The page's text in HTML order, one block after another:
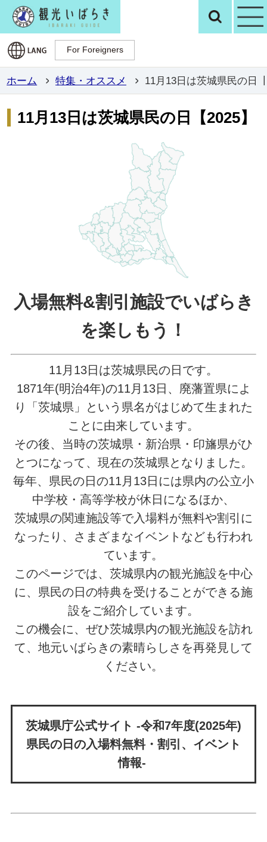
観光いばらき検
For Foreigners
For Foreigners
ホーム 特集・オススメ 11月13日は茨城県民の日
11月13日は茨城県民の日【2025】
入場無料&割引施設でいばらき
を楽しもう！
11月13日は茨城県民の日です。
1871年(明治4年)の11月13日、廃藩置県によ
り「茨城県」という県名がはじめて生まれた
ことに由来しています。
その後、当時の茨城県・新治県・印旛県がひ
とつになって、現在の茨城県となりました。
毎年、県民の日の11月13日には県内の公立小
中学校・高等学校が休日になるほか、
茨城県の関連施設等で入場料が無料や割引に
なったり、さまざまなイベントなども行われ
ています。
このページでは、茨城県内の観光施設を中心
に、県民の日の特典を受けることができる施
設をご紹介しています。
この機会に、ぜひ茨城県内の観光施設を訪れ
て、地元いばらきの素晴らしさを再発見して
ください。
茨城県庁公式サイト -令和7年度(2025年)
県民の日の入場料無料・割引、イベント
情報-